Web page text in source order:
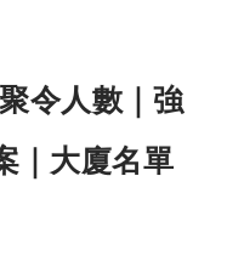
令人數｜強
｜大廈名單